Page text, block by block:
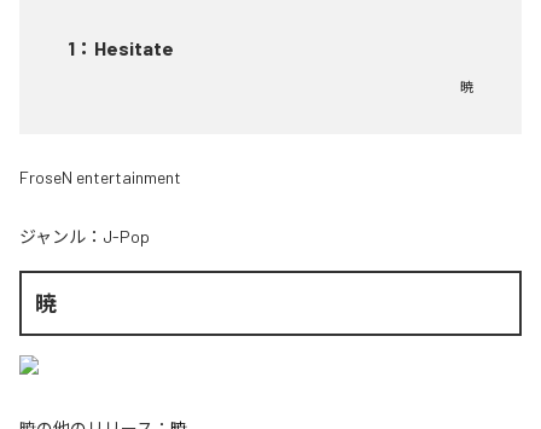
1 ： Hesitate
暁
FroseN entertainment
ジャンル： J-Pop
暁